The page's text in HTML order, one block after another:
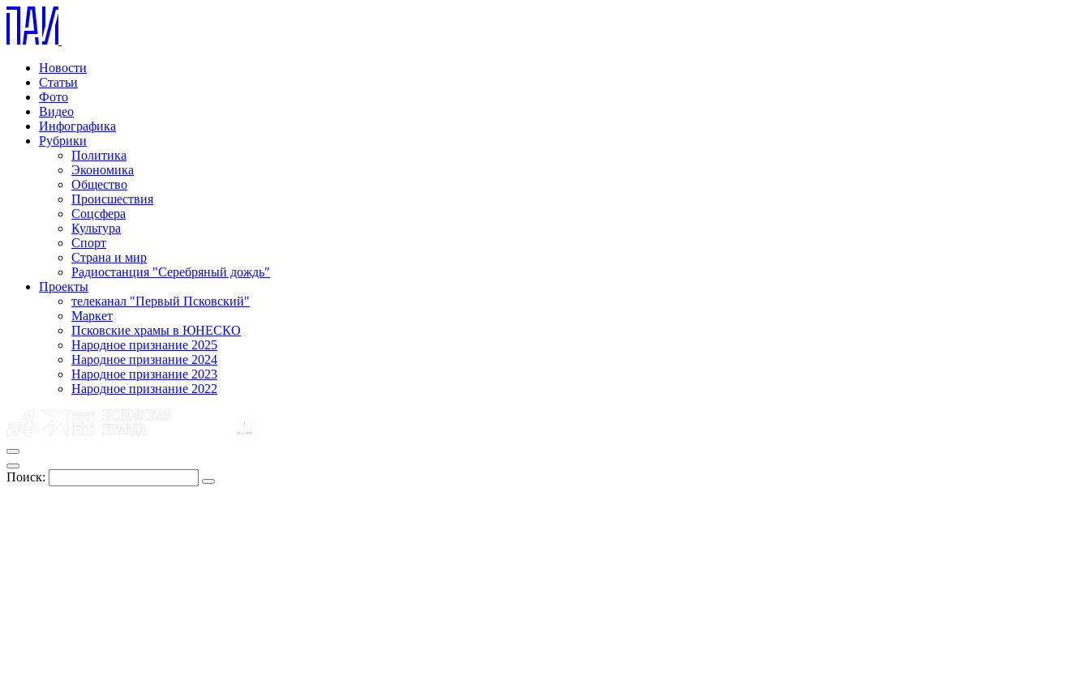
Новости
Статьи
Фото
Видео
Инфографика
Рубрики
Политика
Экономика
Общество
Происшествия
Соцсфера
Культура
Спорт
Страна и мир
Радиостанция "Серебряный дождь"
Проекты
телеканал "Первый Псковский"
Маркет
Псковские храмы в ЮНЕСКО
Народное признание 2025
Народное признание 2024
Народное признание 2023
Народное признание 2022
Поиск: